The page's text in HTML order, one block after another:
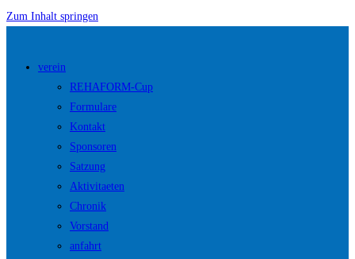
Zum Inhalt springen
verein
REHAFORM-Cup
Formulare
Kontakt
Sponsoren
Satzung
Aktivitaeten
Chronik
Vorstand
anfahrt